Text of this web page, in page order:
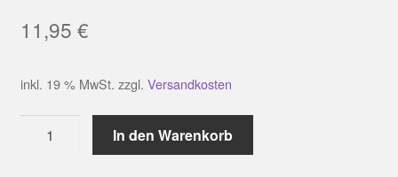
11,95 €
inkl. 19 % MwSt. zzgl. Versandkosten
In den Warenkorb